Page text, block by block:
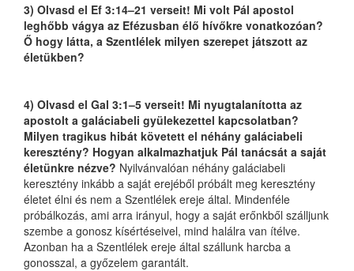
3) Olvasd el Ef 3:14–21 verseit! Mi volt Pál apostol
leghőbb vágya az Efézusban élő hívőkre vonatkozóan?
Ő hogy látta, a Szentlélek milyen szerepet játszott az
életükben?
4) Olvasd el Gal 3:1–5 verseit! Mi nyugtalanította az
apostolt a galáciabeli gyülekezettel kapcsolatban?
Milyen tragikus hibát követett el néhány galáciabeli
keresztény? Hogyan alkalmazhatjuk Pál tanácsát a saját
életünkre nézve? Nyilvánvalóan néhány galáciabeli
keresztény inkább a saját erejéből próbált meg keresztény
életet élni és nem a Szentlélek ereje által. Mindenféle
próbálkozás, ami arra irányul, hogy a saját erőnkből szálljunk
szembe a gonosz kísértéseivel, mind halálra van ítélve.
Azonban ha a Szentlélek ereje által szállunk harcba a
gonosszal, a győzelem garantált.